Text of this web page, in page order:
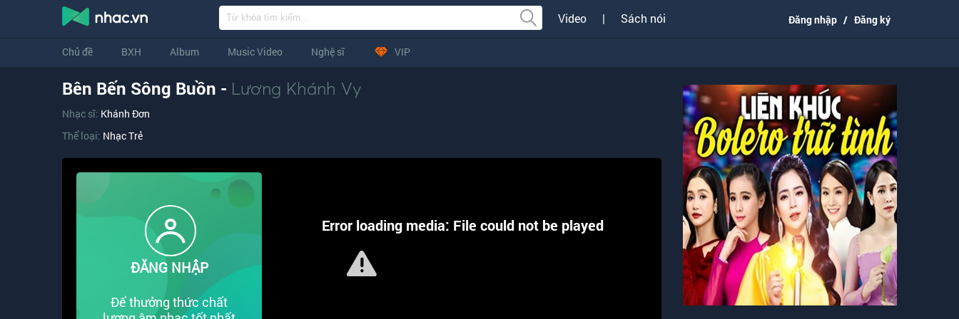
Video | Sách nói Đăng nhập / Đăng ký
Chủ đề BXH Album Music Video Nghệ sĩ VIP
Bên Bến Sông Buồn - Lương Khánh Vy
Nhạc sĩ: Khánh Đơn
Thể loại: Nhạc Trẻ
Error loading media: File could not be played
ĐĂNG NHẬP
Để thưởng thức chất